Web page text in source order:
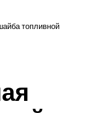
топливной